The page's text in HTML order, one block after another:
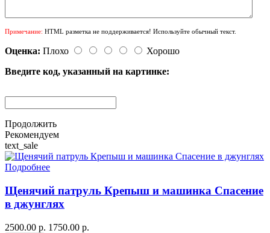
Примечание: HTML разметка не поддерживается! Используйте обычный текст.
Оценка: Плохо
Хорошо
Введите код, указанный на картинке:
Продолжить
Рекомендуем
text_sale
Подробнее
Щенячий патруль Крепыш и машинка Спасение
в джунглях
2500.00 р. 1750.00 р.